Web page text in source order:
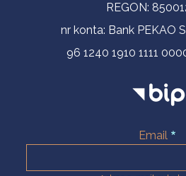
REGON:
nr konta: Bank PEKAO
96 1240 1910 1111
Email